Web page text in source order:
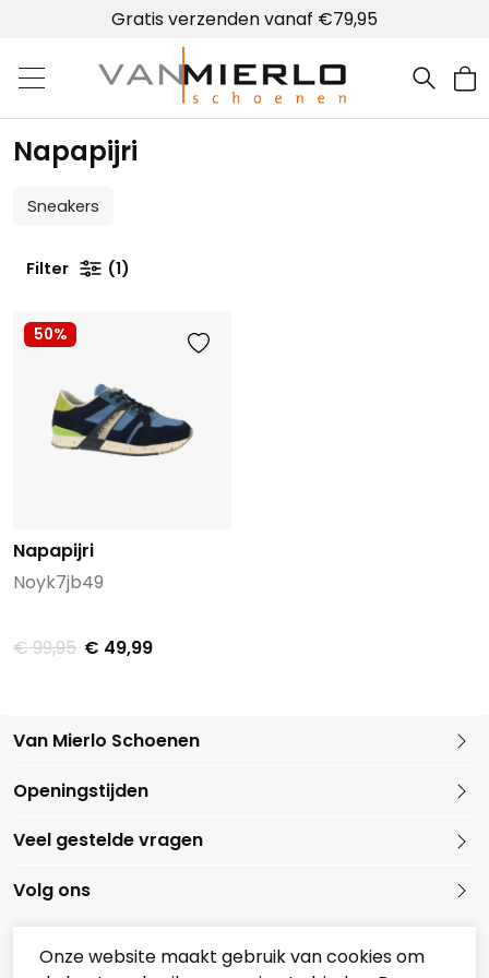
Gratis verzenden vanaf €79,95
Home | Van Mierlo schoenen
Napapijri
Sneakers
Filter 1
50%
Napapijri
Noyk7jb49
€ 99,95 € 49,99
Van Mierlo Schoenen
Openingstijden
Veel gestelde vragen
Volg ons
Onze website maakt gebruik van cookies om